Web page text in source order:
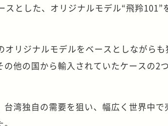
とした、オリジナルモデル“飛羚101”
リジナルモデルをベースとしながらも
他の国から輸入されていたケースの2
湾独自の需要を狙い、幅広く世界中で